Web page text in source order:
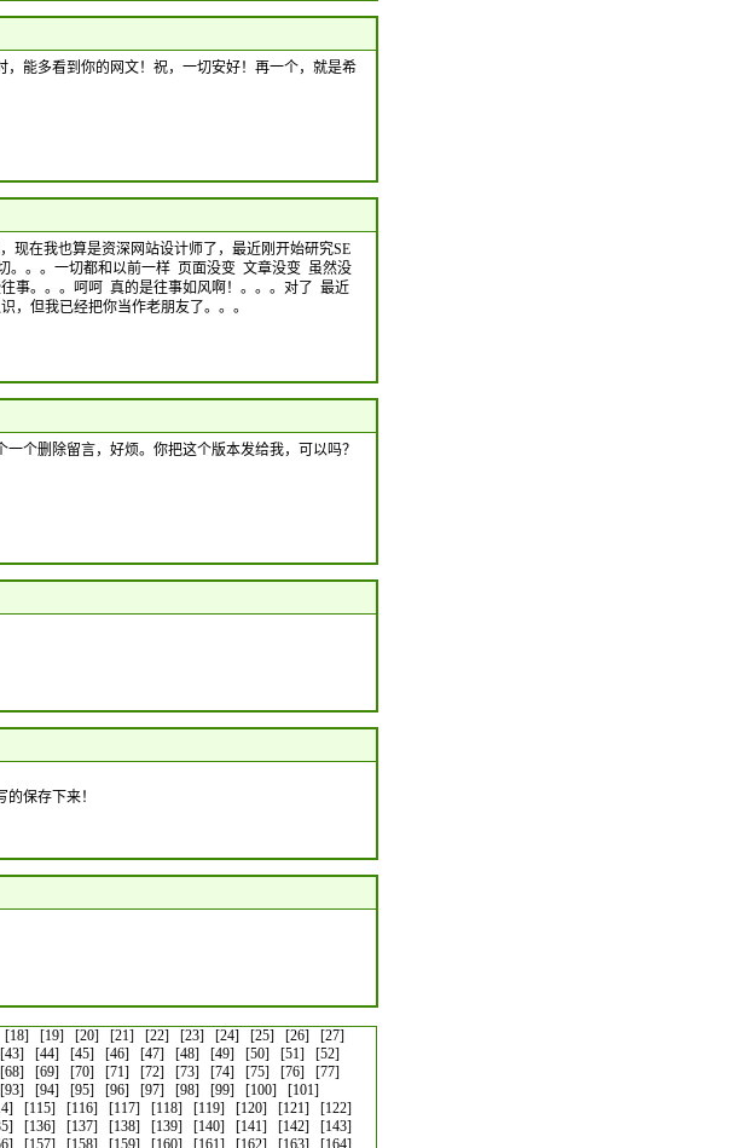
能多看到你的网文！祝，一切安好！再一个，就是希
现在我也算是资深网站设计师了，最近刚开始研究SE
。。。一切都和以前一样 页面没变 文章没变 虽然没
事。。。呵呵 真的是往事如风啊！。。。对了 最近
，但我已经把你当作老朋友了。。。
个删除留言，好烦。你把这个版本发给我，可以吗？
保存下来！
[18] [19] [20] [21] [22] [23] [24] [25] [26]
[27]
[43] [44] [45] [46] [47] [48] [49] [50] [51]
[52]
[68] [69] [70] [71] [72] [73] [74] [75] [76]
[77]
[93] [94] [95] [96] [97] [98] [99] [100]
[101]
[115] [116] [117] [118] [119] [120] [121]
[122]
[136] [137] [138] [139] [140] [141] [142]
[143]
[157] [158] [159] [160] [161] [162] [163] [164]